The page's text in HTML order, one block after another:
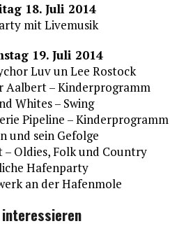
18. Juli 2014
mit Livemusik
19. Juli 2014
Luv un Lee Rostock
Aalbert – Kinderprogramm
Whites – Swing
Pipeline – Kinderprogramm
und sein Gefolge
– Oldies, Folk und Country
Hafenparty
an der Hafenmole